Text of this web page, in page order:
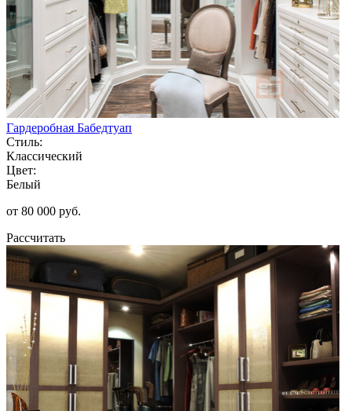
Гардеробная Бабедтуап
Стиль:
Классический
Цвет:
Белый
от 80 000 руб.
Рассчитать